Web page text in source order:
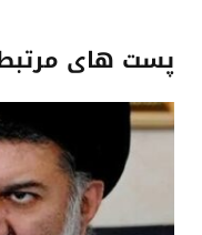
پست های